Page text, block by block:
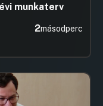
munkaterv
1másodperc